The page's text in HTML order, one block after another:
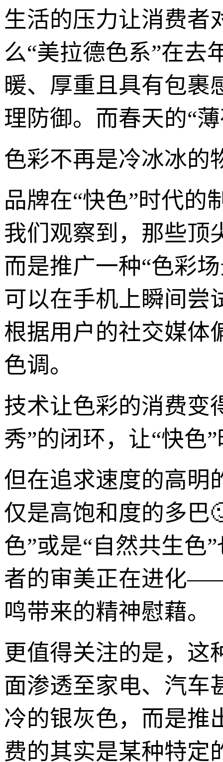
生活的压力让消费者
么“美拉德色系”在去
暖、厚重且具有包裹
理防御。而春天的“
色彩不再是冷冰冰的
品牌在“快色”时代的
我们观察到，那些顶
而是推广一种“色彩
可以在手机上瞬间尝
根据用户的社交媒体
色调。
技术让色彩的消费变
秀”的闭环，让“快色
但在追求速度的高明
仅是高饱和度的多巴
色”或是“自然共生色
者的审美正在进化
鸣带来的精神慰藉。
更值得关注的是，这
面渗透至家电、汽车
冷的银灰色，而是推
费的其实是某种特定